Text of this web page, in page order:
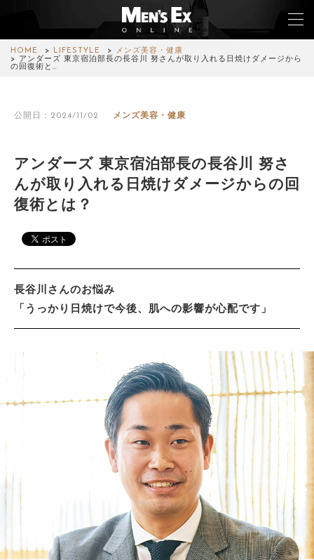
HOME LIFESTYLE
メンズ美容・健康
アンダーズ 東京宿泊部長の長谷川 努さんが取り入れる日焼けダメージから
の回復術と…
公開日：2024/11/02 メンズ美容・健康
アンダーズ 東京宿泊部長の長谷川 努さ
んが取り入れる日焼けダメージからの回
復術とは？
長谷川さんのお悩み
「うっかり日焼けで今後、肌への影響が心配です」
FASHION
CAR&BIKE
COLUMN
ABOUT SITE